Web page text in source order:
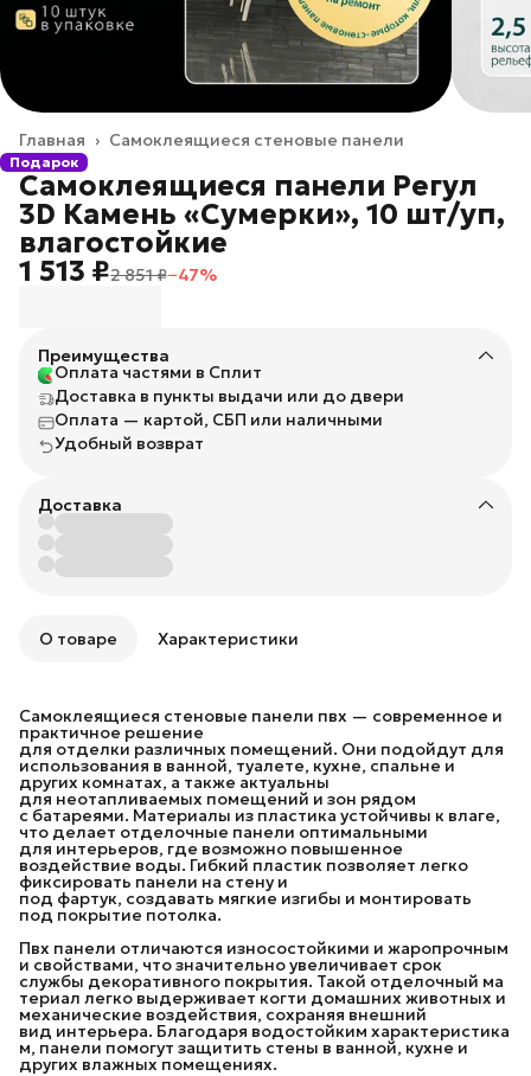
Самоклеящиеся стеновые панели
Главная ›
Подарок
Самоклеящиеся панели Регул
3D Камень «Сумерки», 10 шт/уп,
влагостойкие
1 513 ₽2 851 ₽−47%
Преимущества
Оплата частями в Сплит
Доставка в пункты выдачи или до двери
Оплата — картой, СБП или наличными
Удобный возврат
Доставка
О товаре Характеристики
Самоклеящиеся стеновые панели пвх — современное и
практичное решение
для отделки различных помещений. Они подойдут для
использования в ванной, туалете, кухне, спальне и
других комнатах, а также актуальны
для неотапливаемых помещений и зон рядом
с батареями. Материалы из пластика устойчивы к влаге,
что делает отделочные панели оптимальными
для интерьеров, где возможно повышенное
воздействие воды. Гибкий пластик позволяет легко
фиксировать панели на стену и
под фартук, создавать мягкие изгибы и монтировать
под покрытие потолка.
Пвх панели отличаются износостойкими и жаропрочным
и свойствами, что значительно увеличивает срок
службы декоративного покрытия. Такой отделочный ма
териал легко выдерживает когти домашних животных и
механические воздействия, сохраняя внешний
вид интерьера. Благодаря водостойким характеристика
м, панели помогут защитить стены в ванной, кухне и
других влажных помещениях.